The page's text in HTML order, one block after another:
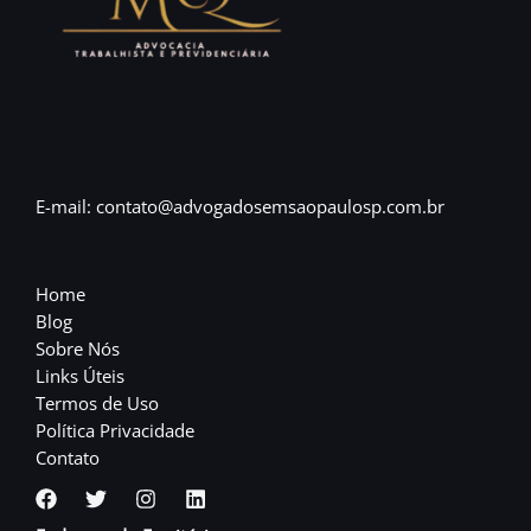
E-mail: contato@advogadosemsaopaulosp.com.br
Home
Blog
Sobre Nós
Links Úteis
Termos de Uso
Política Privacidade
Contato